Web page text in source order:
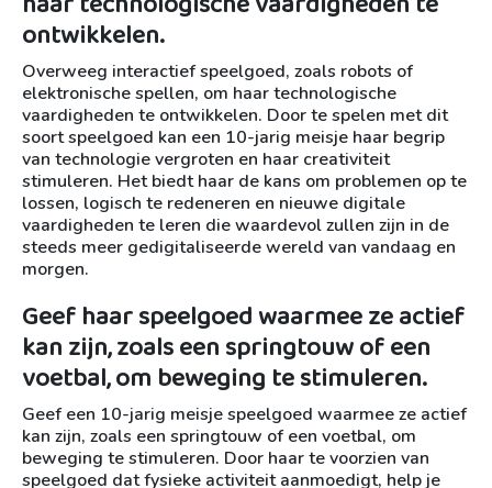
ontwikkelen.
Overweeg interactief speelgoed, zoals robots of
elektronische spellen, om haar technologische
vaardigheden te ontwikkelen. Door te spelen met dit
soort speelgoed kan een 10-jarig meisje haar begrip
van technologie vergroten en haar creativiteit
stimuleren. Het biedt haar de kans om problemen op te
lossen, logisch te redeneren en nieuwe digitale
vaardigheden te leren die waardevol zullen zijn in de
steeds meer gedigitaliseerde wereld van vandaag en
morgen.
Geef haar speelgoed waarmee ze actief
kan zijn, zoals een springtouw of een
voetbal, om beweging te stimuleren.
Geef een 10-jarig meisje speelgoed waarmee ze actief
kan zijn, zoals een springtouw of een voetbal, om
beweging te stimuleren. Door haar te voorzien van
speelgoed dat fysieke activiteit aanmoedigt, help je